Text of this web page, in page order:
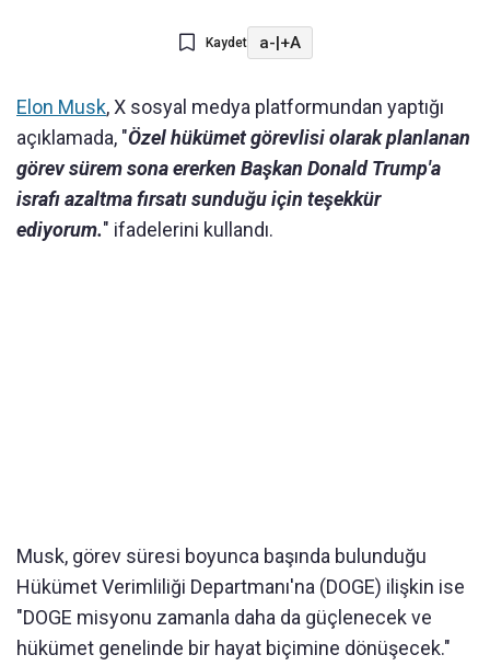
Kaydet a-|+A
Elon Musk, X sosyal medya platformundan yaptığı
açıklamada, "Özel hükümet görevlisi olarak planlanan
görev sürem sona ererken Başkan Donald Trump'a
israfı azaltma fırsatı sunduğu için teşekkür
ediyorum." ifadelerini kullandı.
Musk, görev süresi boyunca başında bulunduğu
Hükümet Verimliliği Departmanı'na (DOGE) ilişkin ise
"DOGE misyonu zamanla daha da güçlenecek ve
hükümet genelinde bir hayat biçimine dönüşecek."